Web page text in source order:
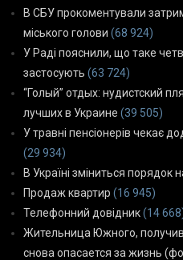
В СБУ прокоментували
міського голови (68 924)
У Раді пояснили, що таке
застосують (63 724)
“Голый” отдых: нудистский
лучших в Украине (39 505)
У травні пенсіонерів чекає
(29 934)
В Україні зміниться порядок
Продаж квартир (16 945)
Телефонний довідник(14
Жительница Южного,
снова опасается за жизнь